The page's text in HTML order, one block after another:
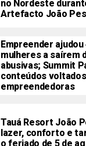
no Nordeste
Artefacto João
Empreender ajudou
mulheres a saírem
abusivas; Summit
conteúdos
empreendedoras
Tauá Resort João
lazer, conforto e
o feriado de 5 de